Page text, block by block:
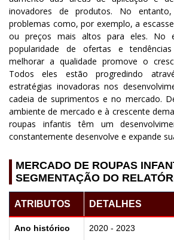
inovadores de produtos. No
problemas como, por exemplo, a
ou preços mais altos para eles. No
popularidade de ofertas e tendências
melhorar a qualidade promove o
Todos eles estão progredindo
estratégias inovadoras nos
cadeia de suprimentos e no mercado.
ambiente de mercado e à crescente
roupas infantis têm um
constantemente desenvolve e expande
MERCADO DE ROUPAS
SEGMENTAÇÃO DO
ATRIBUTOS DETALHES
Ano histórico 2020 - 2023